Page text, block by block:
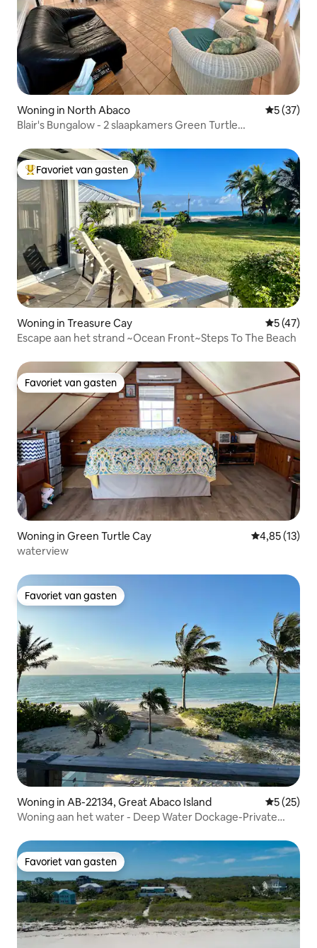
Woning in North Abaco
5 (37)
Blair's Bungalow - 2 slaapkamers Green Turtle
Topfavoriet van gasten
Favoriet van gasten
Woning in Treasure Cay
5 (47)
Escape aan het strand ~Ocean Front~Steps To The Beach
Favoriet van gasten
Favoriet van gasten
Woning in Green Turtle Cay Gemiddelde
4,85 (13)
waterview
Favoriet van gasten
Favoriet van gasten
Woning in AB-22134, Great Abaco Island
5 (25)
Woning aan het water - Deep Water Dockage-Private
Favoriet van gasten
Favoriet van gasten